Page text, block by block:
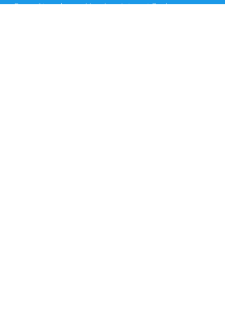
Paramètres des cookies dans Internet Explorer